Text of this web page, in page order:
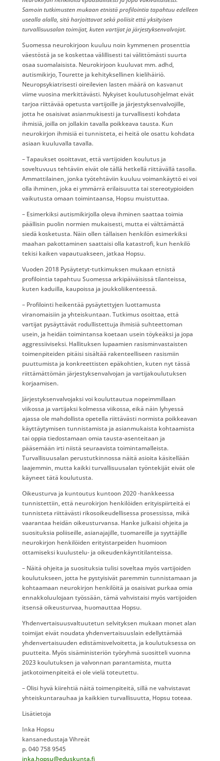
Samoin tutkimusten mukaan etnistä profilointia tapahtuu edelleen
usealla alalla, sitä harjoittavat sekä poliisit että yksityisen
turvallisuusalan toimijat, kuten vartijat ja järjestyksenvalvojat.
Suomessa neurokirjoon kuuluu noin kymmenen prosenttia
väestöstä ja se koskettaa välillisesti tai välittömästi suurta
osaa suomalaisista. Neurokirjoon kuuluvat mm. adhd,
autismikirjo, Tourette ja kehityksellinen kielihäiriö.
Neuropsykiatrisesti oireilevien lasten määrä on kasvanut
viime vuosina merkittävästi. Nykyiset koulutusohjelmat eivät
tarjoa riittävää opetusta vartijoille ja järjestyksenvalvojille,
jotta he osaisivat asianmukisesti ja turvallisesti kohdata
ihmisiä, joilla on jollakin tavalla poikkeava tausta. Kun
neurokirjon ihmisiä ei tunnisteta, ei heitä ole osattu kohdata
asiaan kuuluvalla tavalla.
– Tapaukset osoittavat, että vartijoiden koulutus ja
soveltuvuus tehtäviin eivät ole tällä hetkellä riittävällä tasolla.
Ammattilainen, jonka työtehtäviin kuuluu voimankäyttö ei voi
olla ihminen, joka ei ymmärrä erilaisuutta tai stereotypioiden
vaikutusta omaan toimintaansa, Hopsu muistuttaa.
– Esimerkiksi autismikirjolla oleva ihminen saattaa toimia
päällisin puolin normien mukaisesti, mutta ei välttämättä
siedä kosketusta. Näin ollen tällaisen henkilön esimerkiksi
maahan pakottaminen saattaisi olla katastrofi, kun henkilö
tekisi kaiken vapautuakseen, jatkaa Hopsu.
Vuoden 2018 Pysäytetyt-tutkimuksen mukaan etnistä
profilointia tapahtuu Suomessa arkipäiväisissä tilanteissa,
kuten kaduilla, kaupoissa ja joukkoliikenteessä.
– Profilointi heikentää pysäytettyjen luottamusta
viranomaisiin ja yhteiskuntaan. Tutkimus osoittaa, että
vartijat pysäyttävät rodullistettuja ihmisiä suhteettoman
usein, ja heidän toimintansa koetaan usein töykeäksi ja jopa
aggressiiviseksi​. Hallituksen lupaamien rasisminvastaisten
toimenpiteiden pitäisi sisältää rakenteelliseen rasismiin
puuttumista ja konkreettisten epäkohtien, kuten nyt tässä
riittämättömän järjestyksenvalvojan ja vartijakoulutuksen
korjaamisen.
Järjestyksenvalvojaksi voi kouluttautua nopeimmillaan
viikossa ja vartijaksi kolmessa viikossa, eikä näin lyhyessä
ajassa ole mahdollista opetella riittävästi normista poikkeavan
käyttäytymisen tunnistamista ja asianmukaista kohtaamista
tai oppia tiedostamaan omia tausta-asenteitaan ja
pääsemään irti niistä seuraavista toimintamalleista.
Turvallisuusalan perustutkinnossa näitä asioita käsitellään
laajemmin, mutta kaikki turvallisuusalan työntekijät eivät ole
käyneet tätä koulutusta.
Oikeusturva ja kuntoutus kuntoon 2020 -hankkeessa
tunnistettiin, että neurokirjon henkilöiden erityispiirteitä ei
tunnisteta riittävästi rikosoikeudellisessa prosessissa, mikä
vaarantaa heidän oikeusturvansa. Hanke julkaisi ohjeita ja
suosituksia poliiseille, asianajajille, tuomareille ja syyttäjille
neurokirjon henkilöiden erityistarpeiden huomioon
ottamiseksi kuulustelu- ja oikeudenkäyntitilanteissa.
– Näitä ohjeita ja suosituksia tulisi soveltaa myös vartijoiden
koulutukseen, jotta he pystyisivät paremmin tunnistamaan ja
kohtaamaan neurokirjon henkilöitä ja osaisivat purkaa omia
ennakkoluulojaan työssään, tämä vahvistaisi myös vartijoiden
itsensä oikeusturvaa, huomauttaa Hopsu.
Yhdenvertaisuusvaltuutetun selvityksen mukaan monet alan
toimijat eivät noudata yhdenvertaisuuslain edellyttämää
yhdenvertaisuuden edistämisvelvoitetta, ja koulutuksessa on
puutteita​. Myös sisäministeriön työryhmä suositteli vuonna
2023 koulutuksen ja valvonnan parantamista, mutta
jatkotoimenpiteitä ei ole vielä toteutettu.
– Olisi hyvä kiirehtiä näitä toimenpiteitä, sillä ne vahvistavat
yhteiskuntarauhaa ja kaikkien turvallisuutta, Hopsu toteaa.
Lisätietoja
Inka Hopsu
kansanedustaja Vihreät
p. 040 758 9545
inka.hopsu@eduskunta.fi